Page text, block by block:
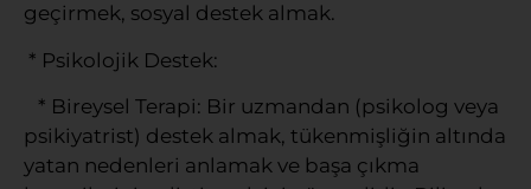
geçirmek, sosyal destek almak.
* Psikolojik Destek:
* Bireysel Terapi: Bir uzmandan (psikolog veya
psikiyatrist) destek almak, tükenmişliğin altında
yatan nedenleri anlamak ve başa çıkma